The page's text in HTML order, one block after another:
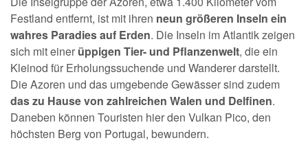
Festland entfernt, ist mit ihren neun größeren Inseln ein
wahres Paradies auf Erden. Die Inseln im Atlantik zeigen
sich mit einer üppigen Tier- und Pflanzenwelt, die ein
Kleinod für Erholungssuchende und Wanderer darstellt.
Die Azoren und das umgebende Gewässer sind zudem
das zu Hause von zahlreichen Walen und Delfinen.
Daneben können Touristen hier den Vulkan Pico, den
höchsten Berg von Portugal, bewundern.